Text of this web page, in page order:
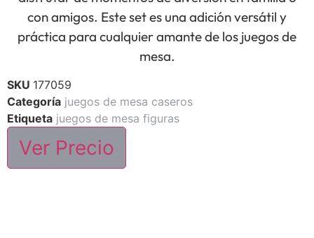
con amigos. Este set es una adición versátil y
práctica para cualquier amante de los juegos de
mesa.
SKU 177059
Categoría juegos de mesa caseros
Etiqueta juegos de mesa figuras
Ver Precio